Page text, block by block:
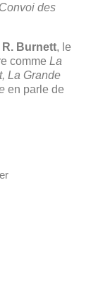
des
R. Burnett, le
comme La
La Grande
en parle de